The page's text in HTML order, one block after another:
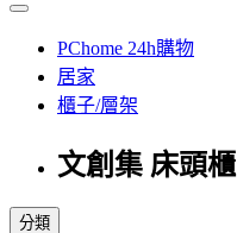
PChome 24h購物
居家
櫃子/層架
文創集 床頭櫃
分類